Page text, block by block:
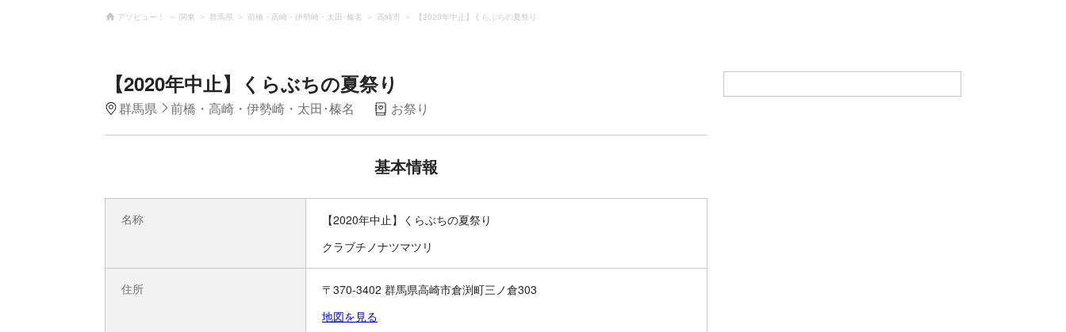
アソビュー！ 関東 群馬県 前橋・高崎・伊勢崎・太田･榛名 高崎市 【2020年中止】くらぶちの夏祭り
【2020年中止】くらぶちの夏祭り
群馬県 前橋・高崎・伊勢崎・太田･榛名 お祭り
基本情報
名称
【2020年中止】くらぶちの夏祭り
クラブチノナツマツリ
住所
〒370-3402 群馬県高崎市倉渕町三ノ倉303
地図を見る